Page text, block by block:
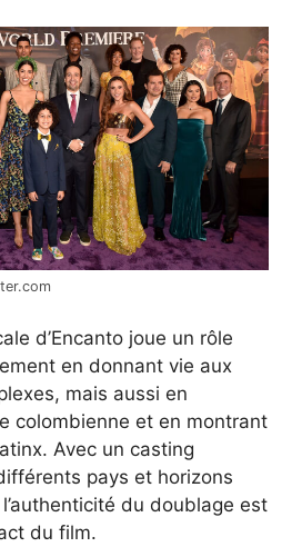
d’Encanto joue un rôle
en donnant vie aux
mais aussi en
colombienne et en montrant
Avec un casting
pays et horizons
du doublage est
du film.